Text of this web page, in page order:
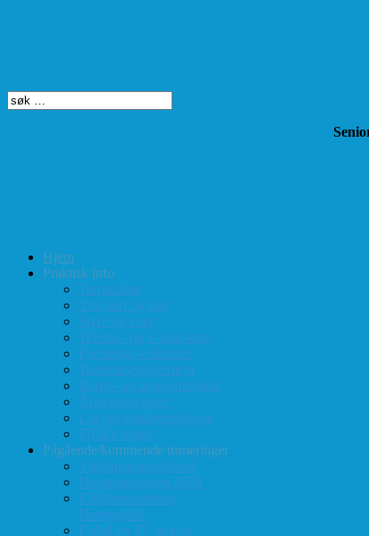
Hjem
Praktisk info
Terminliste
Tid, sted og pris
Styre og verv
Telefon- og E-post-liste
Forenings-vedtekter
Turneringsreglement
Barne- og ungdomssjakk
Årsmøte-papirer
Litt om sjakkforeningen
FIDEs regler
Pågående/kommende turneringer
Vårt turneringstilbud
Høstturneringen 2026
Klubbmesterskap
Hurtigsjakk
FolloLyn 27. august